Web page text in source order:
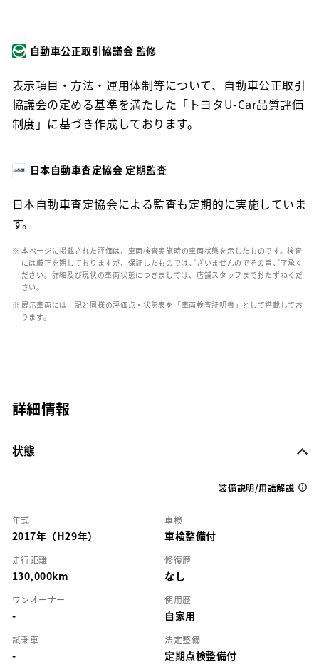
自動車公正取引協議会 監修
表示項目・方法・運用体制等について、自動車公正取引
協議会の定める基準を満たした「トヨタU-Car品質評価
制度」に基づき作成しております。
日本自動車査定協会 定期監査
日本自動車査定協会による監査も定期的に実施していま
す。
※ 本ページに掲載された評価は、車両検査実施時の車両状態を示したものです。検査
には厳正を期しておりますが、保証したものではございませんのでその旨ご了承く
ださい。詳細及び現状の車両状態につきましては、店舗スタッフまでおたずねくだ
さい。
※ 展示車両には上記と同様の評価点・状態表を「車両検査証明書」として搭載してお
ります。
詳細情報
状態
装備説明/用語解説
年式
2017年（H29年）
車検
車検整備付
走行距離
130,000km
修復歴
なし
ワンオーナー
-
使用歴
自家用
試乗車
-
法定整備
定期点検整備付